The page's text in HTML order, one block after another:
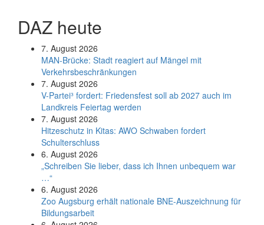
DAZ heute
7. August 2026
MAN-Brücke: Stadt reagiert auf Mängel mit
Verkehrsbeschränkungen
7. August 2026
V-Partei­³ fordert: Friedens­fest soll ab 2027 auch im
Land­kreis Feier­tag werden
7. August 2026
Hitzeschutz in Kitas: AWO Schwaben fordert
Schulterschluss
6. August 2026
„Schreiben Sie lieber, dass ich Ihnen unbequem war
…“
6. August 2026
Zoo Augsburg erhält nationale BNE-Auszeichnung für
Bildungsarbeit